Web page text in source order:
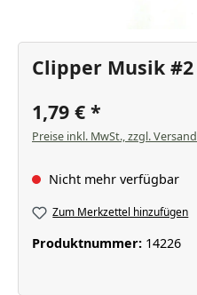
Clipper Musik #2
1,79 €
Preise inkl. MwSt., zzgl. Versand
Nicht mehr verfügbar
Zum Merkzettel hinzufügen
Produktnummer: 14226